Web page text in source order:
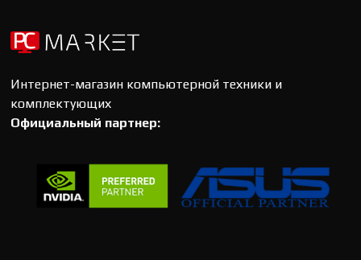
Интернет-магазин компьютерной техники и
комплектующих
Официальный партнер: